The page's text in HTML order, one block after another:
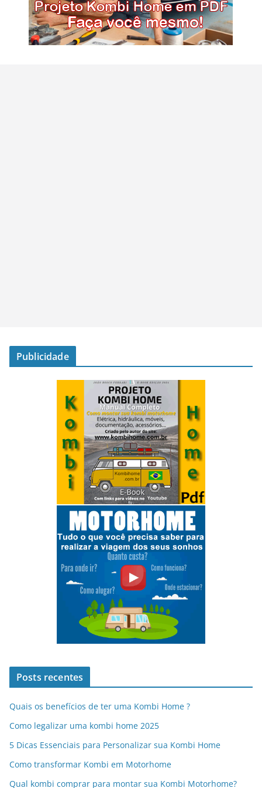
Publicidade
Posts recentes
Quais os benefícios de ter uma Kombi Home ?
Como legalizar uma kombi home 2025
5 Dicas Essenciais para Personalizar sua Kombi Home
Como transformar Kombi em Motorhome
Qual kombi comprar para montar sua Kombi Motorhome?